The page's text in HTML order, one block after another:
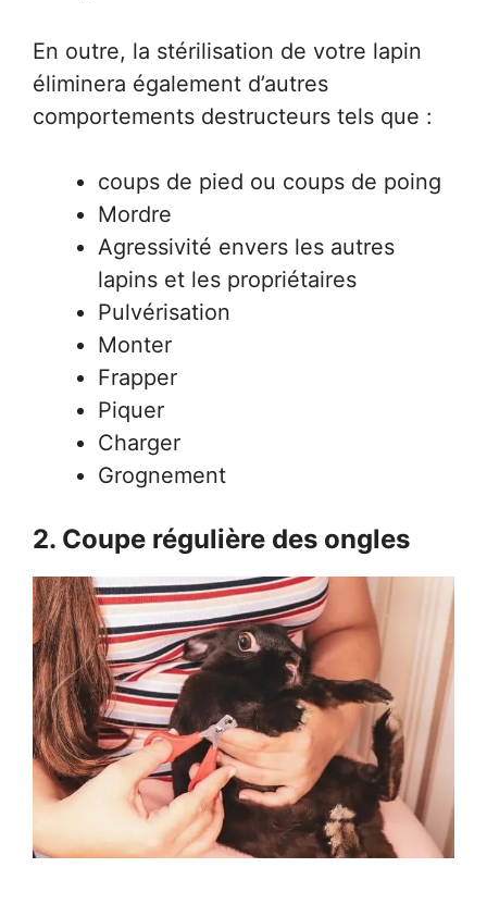
En outre, la stérilisation de votre lapin
éliminera également d’autres
comportements destructeurs tels que :
coups de pied ou coups de poing
Mordre
Agressivité envers les autres
lapins et les propriétaires
Pulvérisation
Monter
Frapper
Piquer
Charger
Grognement
2. Coupe régulière des ongles